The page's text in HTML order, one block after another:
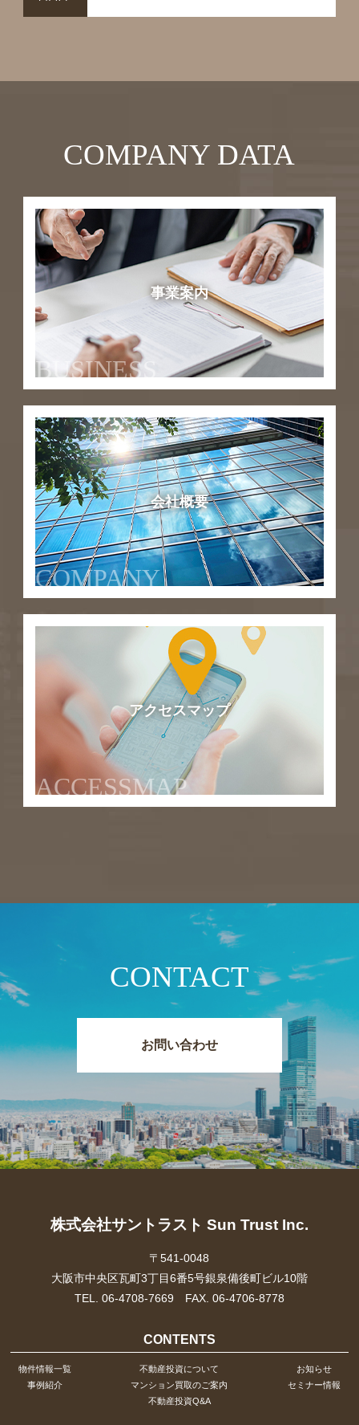
COMPANY DATA
事業案内
BUSINESS
会社概要
COMPANY
アクセスマップ
ACCESSMAP
CONTACT
お問い合わせ
株式会社サントラスト Sun Trust Inc.
〒541-0048
大阪市中央区瓦町3丁目6番5号銀泉備後町ビル10階
TEL. 06-4708-7669 FAX. 06-4706-8778
CONTENTS
物件情報一覧
事例紹介
不動産投資について
マンション買取のご案内
不動産投資Q&A
お知らせ
セミナー情報